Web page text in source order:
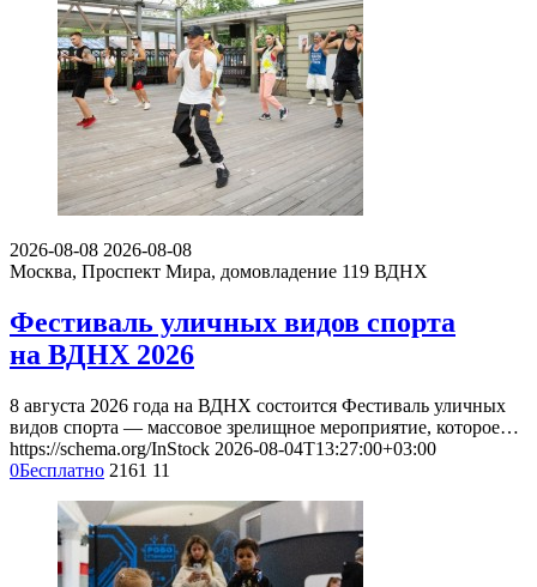
2026-08-08 2026-08-08
Москва, Проспект Мира, домовладение 119 ВДНХ
Фестиваль уличных видов спорта
на ВДНХ 2026
8 августа 2026 года на ВДНХ состоится Фестиваль уличных
видов спорта — массовое зрелищное мероприятие, которое…
https://schema.org/InStock 2026-08-04T13:27:00+03:00
0Бесплатно 2161 11